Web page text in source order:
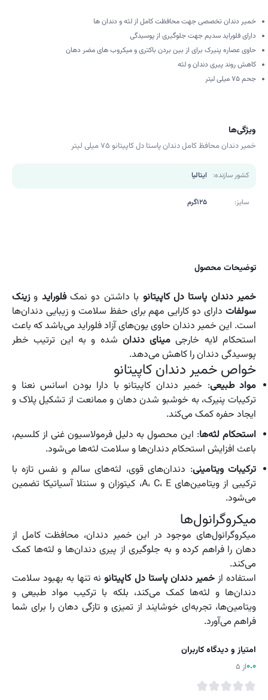
خمیر دندان تخصصی جهت محافظت کامل از لثه و دندان ها
دارای فلوراید سدیم جهت جلوگیری از پوسیدگی
حاوی عصاره پنیرک برای از بین بردن باکتری و میکروب های مضر دهان
کاهش روند پیری دندان و لثه
جحم 75 میلی لیتر
ویژگی‌ها
خمیر دندان محافظ کامل دندان پاستا دل کاپیتانو 75 میلی لیتر
کشور سازنده: ایتالیا
سایز: 125گرم
توضیحات محصول
خمیر دندان پاستا دل کاپیتانو با داشتن دو نمکفلوراید وزینک
سولفات دارای دو کارایی مهم برای حفظ سلامت و زیبایی دندان‌ها
است. این خمیر دندان حاوی یون‌های آزاد فلوراید می‌باشد که باعث
استحکام لایه خارجی مینای دندان شده و به این ترتیب خطر
پوسیدگی دندان را کاهش می‌دهد.
خواص خمیر دندان کاپیتانو
مواد طبیعی: خمیر دندان کاپیتانو با دارا بودن اسانس نعنا و
ترکیبات پنیرک، به خوشبو شدن دهان و ممانعت از تشکیل پلاک و
ایجاد حفره کمک می‌کند.
استحکام لثه‌ها: این محصول به دلیل فرمولاسیون غنی از کلسیم،
باعث افزایش استحکام دندان‌ها و سلامت لثه‌ها می‌شود.
ترکیبات ویتامینی: دندان‌های قوی، لثه‌های سالم و نفس تازه با
ترکیبی از ویتامین‌های A، C، E، کیتوزان و سنتلا آسیاتیکا تضمین
می‌شود.
میکروگرانول‌ها
میکروگرانول‌های موجود در این خمیر دندان، محافظت کامل از
دهان را فراهم کرده و به جلوگیری از پیری دندان‌ها و لثه‌ها کمک
می‌کند.
استفاده ازخمیر دندان پاستا دل کاپیتانونه تنها به بهبود سلامت
دندان‌ها و لثه‌ها کمک می‌کند، بلکه با ترکیب مواد طبیعی و
ویتامین‌ها، تجربه‌ای خوشایند از تمیزی و تازگی دهان را برای شما
فراهم می‌آورد.
امتیاز و دیدگاه کاربران
0.0از 5